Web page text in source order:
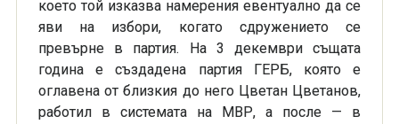
което той изказва намерения евентуално да се
яви на избори, когато сдружението се
превърне в партия. На 3 декември същата
година е създадена партия ГЕРБ, която е
оглавена от близкия до него Цветан Цветанов,
работил в системата на МВР, а после — в